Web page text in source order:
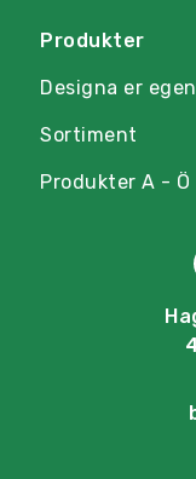
Produkter
Designa er
Sortiment
Produkter A - Ö